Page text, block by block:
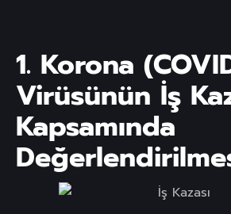
1. Korona
Virüsünün İş
Kapsamında